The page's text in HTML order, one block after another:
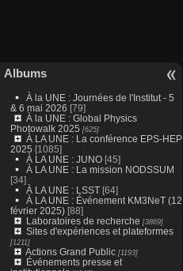
Albums
À la UNE : Journées de l'Institut - 5
& 6 mai 2026 [79]
À la UNE : Global Physics
Photowalk 2025 [625]
À LA UNE : La conférence EPS-HEP
2025 [1085]
À LA UNE : JUNO [45]
À LA UNE : La mission NODSSUM
[34]
À LA UNE : LSST[64]
À LA UNE : Événement KM3NeT (12
février 2025)[88]
Laboratoires de recherche [3869]
Sites d'expériences et plateformes
[1211]
Actions Grand Public[1193]
Événements presse et